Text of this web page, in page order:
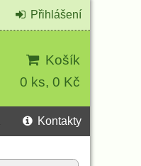
Košík
0 ks, 0 Kč
Přihlášení
Kontakty